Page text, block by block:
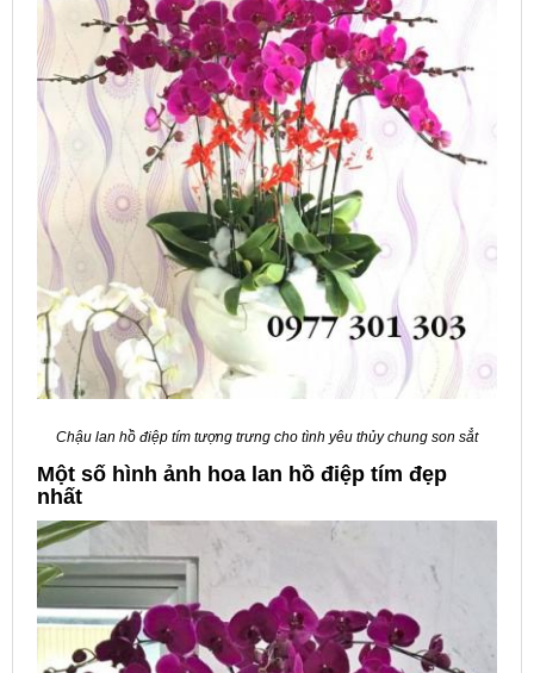
Chậu lan hồ điệp tím tượng trưng cho tình yêu thủy chung son sẳt
Một số hình ảnh hoa lan hồ điệp tím đẹp
nhất